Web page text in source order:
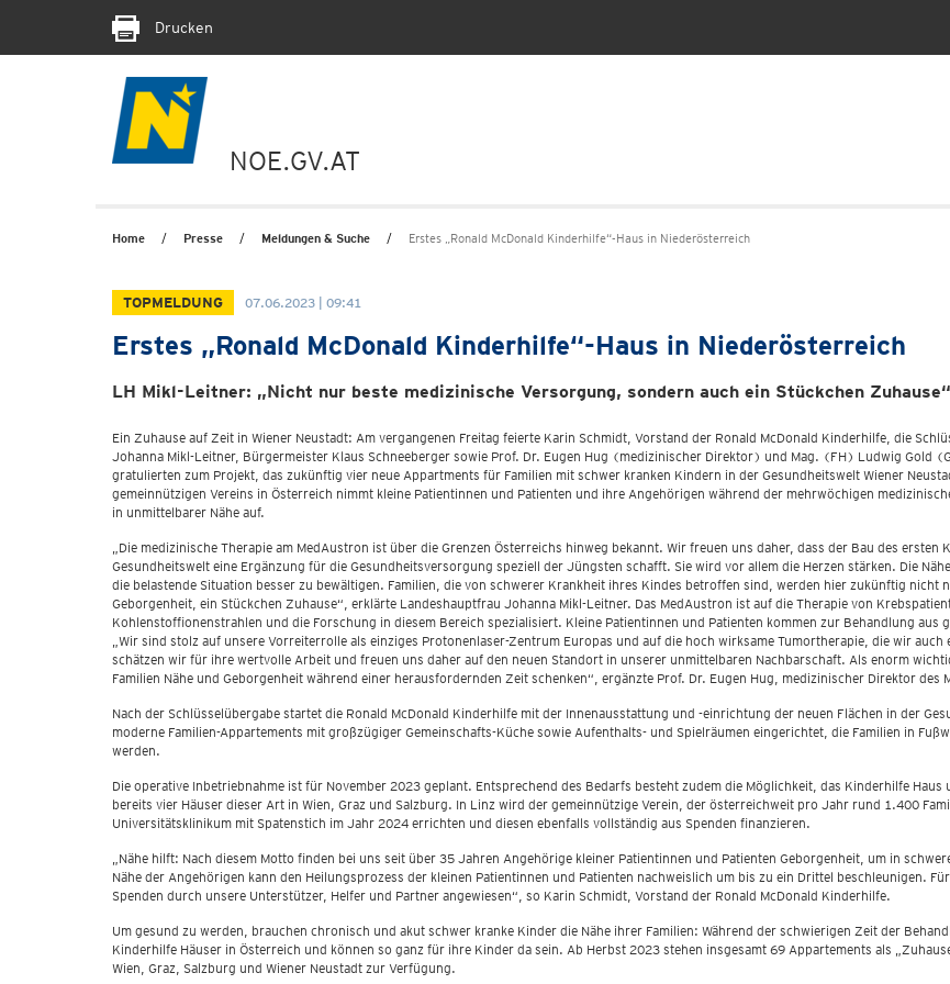
Drucken
NOE.GV.AT
Home Presse Meldungen & Suche Erstes „Ronald McDonald Kinderhilfe“-Haus in Niederösterreich
TOPMELDUNG 07.06.2023 | 09:41
Erstes „Ronald McDonald Kinderhilfe“-Haus in Niederösterreich
LH Mikl-Leitner: „Nicht nur beste medizinische Versorgung, sondern auch ein Stückchen Zuhause“
Ein Zuhause auf Zeit in Wiener Neustadt: Am vergangenen Freitag feierte Karin Schmidt, Vorstand der Ronald McDonald Kinderhilfe, die
Johanna Mikl-Leitner, Bürgermeister Klaus Schneeberger sowie Prof. Dr. Eugen Hug (medizinischer Direktor) und Mag. (FH) Ludwig Gold
gratulierten zum Projekt, das zukünftig vier neue Appartments für Familien mit schwer kranken Kindern in der Gesundheitswelt Wiener
gemeinnützigen Vereins in Österreich nimmt kleine Patientinnen und Patienten und ihre Angehörigen während der mehrwöchigen
in unmittelbarer Nähe auf.
„Die medizinische Therapie am MedAustron ist über die Grenzen Österreichs hinweg bekannt. Wir freuen uns daher, dass der Bau des
Gesundheitswelt eine Ergänzung für die Gesundheitsversorgung speziell der Jüngsten schafft. Sie wird vor allem die Herzen stärken. Die
die belastende Situation besser zu bewältigen. Familien, die von schwerer Krankheit ihres Kindes betroffen sind, werden hier zukünftig
Geborgenheit, ein Stückchen Zuhause“, erklärte Landeshauptfrau Johanna Mikl-Leitner. Das MedAustron ist auf die Therapie von
Kohlenstoffionenstrahlen und die Forschung in diesem Bereich spezialisiert. Kleine Patientinnen und Patienten kommen zur Behandlung aus
„Wir sind stolz auf unsere Vorreiterrolle als einziges Protonenlaser-Zentrum Europas und auf die hoch wirksame Tumortherapie, die wir
schätzen wir für ihre wertvolle Arbeit und freuen uns daher auf den neuen Standort in unserer unmittelbaren Nachbarschaft. Als enorm
Familien Nähe und Geborgenheit während einer herausfordernden Zeit schenken“, ergänzte Prof. Dr. Eugen Hug, medizinischer Direktor des
Nach der Schlüsselübergabe startet die Ronald McDonald Kinderhilfe mit der Innenausstattung und -einrichtung der neuen Flächen in der
moderne Familien-Appartements mit großzügiger Gemeinschafts-Küche sowie Aufenthalts- und Spielräumen eingerichtet, die Familien in
werden.
Die operative Inbetriebnahme ist für November 2023 geplant. Entsprechend des Bedarfs besteht zudem die Möglichkeit, das Kinderhilfe
bereits vier Häuser dieser Art in Wien, Graz und Salzburg. In Linz wird der gemeinnützige Verein, der österreichweit pro Jahr rund 1.400
Universitätsklinikum mit Spatenstich im Jahr 2024 errichten und diesen ebenfalls vollständig aus Spenden finanzieren.
„Nähe hilft: Nach diesem Motto finden bei uns seit über 35 Jahren Angehörige kleiner Patientinnen und Patienten Geborgenheit, um in
Nähe der Angehörigen kann den Heilungsprozess der kleinen Patientinnen und Patienten nachweislich um bis zu ein Drittel beschleunigen.
Spenden durch unsere Unterstützer, Helfer und Partner angewiesen“, so Karin Schmidt, Vorstand der Ronald McDonald Kinderhilfe.
Um gesund zu werden, brauchen chronisch und akut schwer kranke Kinder die Nähe ihrer Familien: Während der schwierigen Zeit der
Kinderhilfe Häuser in Österreich und können so ganz für ihre Kinder da sein. Ab Herbst 2023 stehen insgesamt 69 Appartements als
Wien, Graz, Salzburg und Wiener Neustadt zur Verfügung.